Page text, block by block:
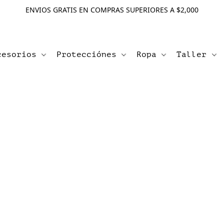
ENVIOS GRATIS EN COMPRAS SUPERIORES A $2,000
Protecciónes Ropa Taller